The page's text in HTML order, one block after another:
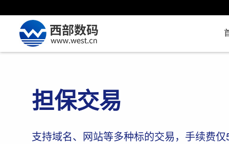
担保交易
支持域名、网站等多种标的交易，手续费